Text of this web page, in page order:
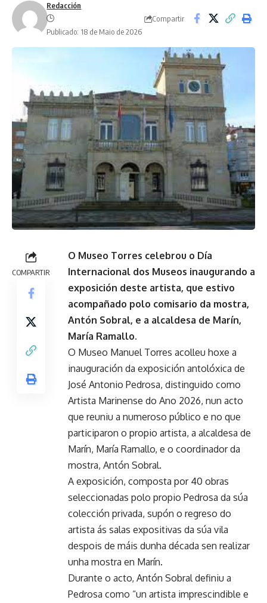
Redacción
Publicado: 18 de Maio de 2026
Compartir
COMPARTIR
O Museo Torres celebrou o Día
Internacional dos Museos inaugurando a
exposición deste artista, que estivo
acompañado polo comisario da mostra,
Antón Sobral, e a alcaldesa de Marín,
María Ramallo.
O Museo Manuel Torres acolleu hoxe a
inauguración da exposición antolóxica de
José Antonio Pedrosa, distinguido como
Artista Marinense do Ano 2026, nun acto
que reuniu a numeroso público e no que
participaron o propio artista, a alcaldesa de
Marín, María Ramallo, e o coordinador da
mostra, Antón Sobral.
A exposición, composta por 40 obras
seleccionadas polo propio Pedrosa da súa
colección privada, supón o regreso do
artista ás salas expositivas da súa vila
despois de máis dunha década sen realizar
unha mostra en Marín.
Durante o acto, Antón Sobral definiu a
Pedrosa como “un artista imprescindible e